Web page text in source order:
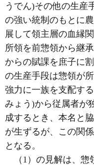
うでん)その他の生産
の強い統制のもとに
展して領主層の血縁
所領を前惣領から継
からの賦課を庶子に
の生産手段は惣領が
強力に一族を支配す
みょう)から従属者が
成するとき、本名と
が生ずるが、この関
となる。
（1）の見解は、惣